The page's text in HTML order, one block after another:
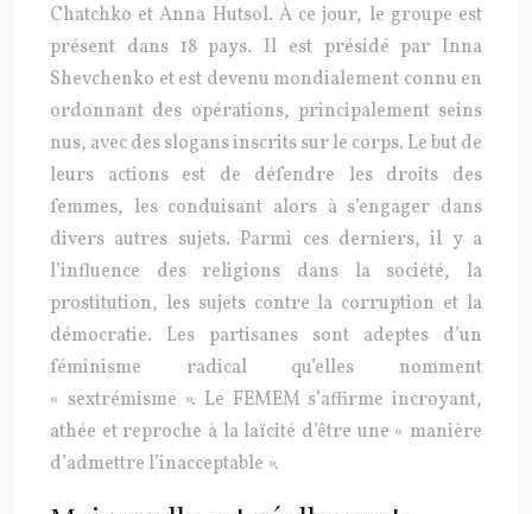
Chatchko et Anna Hutsol. À ce jour, le groupe est
présent dans 18 pays. Il est présidé par Inna
Shevchenko et est devenu mondialement connu en
ordonnant des opérations, principalement seins
nus, avec des slogans inscrits sur le corps. Le but de
leurs actions est de défendre les droits des
femmes, les conduisant alors à s’engager dans
divers autres sujets. Parmi ces derniers, il y a
l’influence des religions dans la société, la
prostitution, les sujets contre la corruption et la
démocratie. Les partisanes sont adeptes d’un
féminisme radical qu’elles nomment
« sextrémisme ». Le FEMEM s’affirme incroyant,
athée et reproche à la laïcité d’être une « manière
d’admettre l’inacceptable ».